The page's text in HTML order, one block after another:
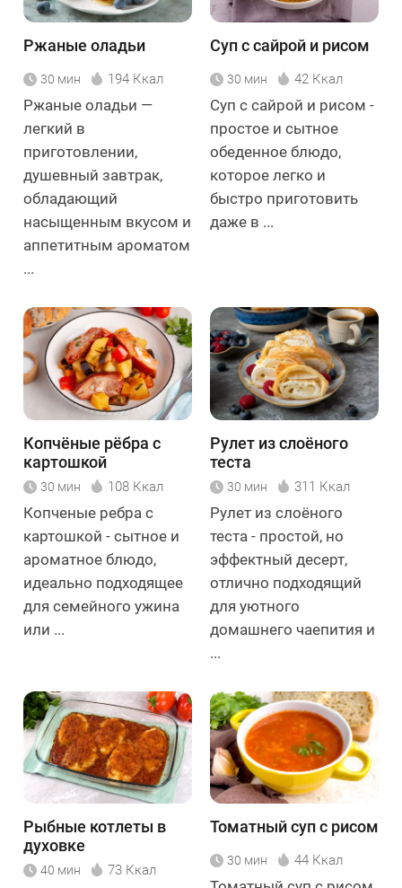
Ржаные оладьи
30 мин 194 Ккал
Ржаные оладьи —
легкий в
приготовлении,
душевный завтрак,
обладающий
насыщенным вкусом и
аппетитным ароматом
...
Суп с сайрой и рисом
30 мин 42 Ккал
Суп с сайрой и рисом -
простое и сытное
обеденное блюдо,
которое легко и
быстро приготовить
даже в ...
Копчёные рёбра с
картошкой
30 мин 108 Ккал
Копченые ребра с
картошкой - сытное и
ароматное блюдо,
идеально подходящее
для семейного ужина
или ...
Рулет из слоёного
теста
30 мин 311 Ккал
Рулет из слоёного
теста - простой, но
эффектный десерт,
отлично подходящий
для уютного
домашнего чаепития и
...
Рыбные котлеты в
духовке
40 мин 73 Ккал
Томатный суп с рисом
30 мин 44 Ккал